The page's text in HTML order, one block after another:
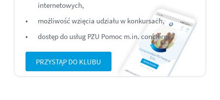
internetowych,
możliwość wzięcia udziału w konkursach,
dostęp do usług PZU Pomoc m.in. concierge
PRZYSTĄP DO KLUBU